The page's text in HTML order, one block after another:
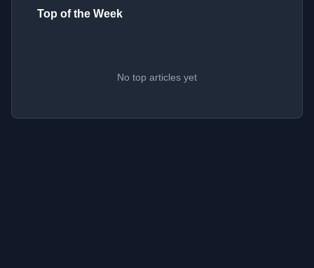
Top of the Week
No top articles yet